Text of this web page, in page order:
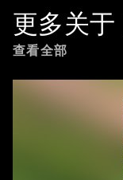
更多关于
查看全部